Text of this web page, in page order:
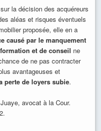
la décision des acquéreurs
aléas et risques éventuels
proposée, elle en a
causé par le manquement
et de conseil ne
de ne pas contracter
avantageuses et
perte de loyers subie.
avocat à la Cour.